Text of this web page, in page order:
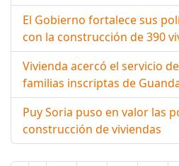
El Gobierno fortalece sus
con la construcción de 390
Vivienda acercó el servicio
familias inscriptas de
Puy Soria puso en valor las
construcción de viviendas